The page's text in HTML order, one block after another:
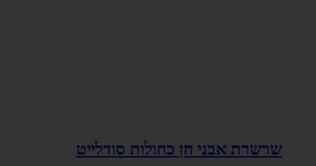
שרשרת אבני חן כחולות סודלייט